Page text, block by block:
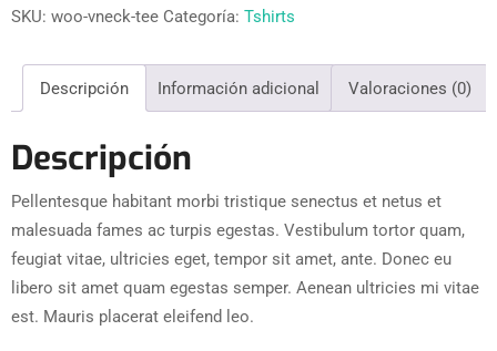
SKU: woo-vneck-tee Categoría: Tshirts
Descripción Información adicional Valoraciones (0)
Descripción
Pellentesque habitant morbi tristique senectus et netus et
malesuada fames ac turpis egestas. Vestibulum tortor quam,
feugiat vitae, ultricies eget, tempor sit amet, ante. Donec eu
libero sit amet quam egestas semper. Aenean ultricies mi vitae
est. Mauris placerat eleifend leo.